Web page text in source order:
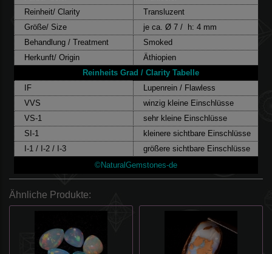
Reinheit/ Clarity
Transluzent
Größe/ Size
je ca. Ø 7 / h: 4 mm
Behandlung / Treatment
Smoked
Herkunft/ Origin
Äthiopien
Reinheits Grad / Clarity Tabelle
IF
Lupenrein / Flawless
VVS
winzig kleine Einschlüsse
VS-1
sehr kleine Einschlüsse
SI-1
kleinere sichtbare Einschlüsse
I-1 / I-2 / I-3
größere sichtbare Einschlüsse
©NaturalGemstones-de
Ähnliche Produkte: